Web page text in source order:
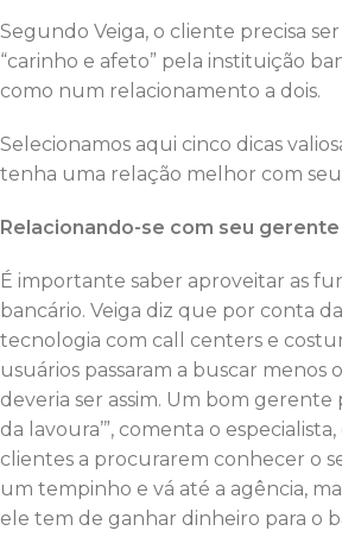
Segundo Veiga, o cliente precisa
“carinho e afeto” pela instituição
como num relacionamento a dois.
Selecionamos aqui cinco dicas
tenha uma relação melhor com
Relacionando-se com seu gerente
É importante saber aproveitar as
bancário. Veiga diz que por conta
tecnologia com call centers e
usuários passaram a buscar menos
deveria ser assim. Um bom gerente
da lavoura’”, comenta o
clientes a procurarem conhecer o
um tempinho e vá até a agência,
ele tem de ganhar dinheiro para o